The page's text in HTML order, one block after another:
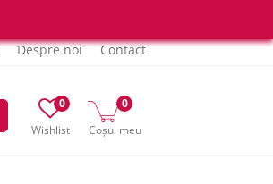
Despre noi Contact
Wishlist
0
Coșul meu
0